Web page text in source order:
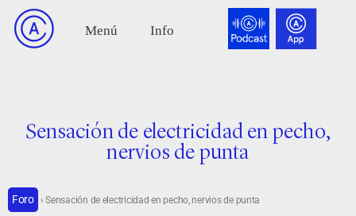
Sensación de electricidad en pecho,
nervios de punta
Foro › Sensación de electricidad en pecho, nervios de punta